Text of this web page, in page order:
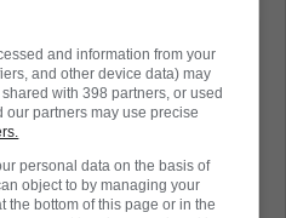
une entente
et les
être imminente.
Hughes et Ryan
ont été vus assis
and information from your
and other device data) may
with 398 partners, or used
our partners may use precise
personal data on the basis of
object to by managing your
the bottom of this page or in the